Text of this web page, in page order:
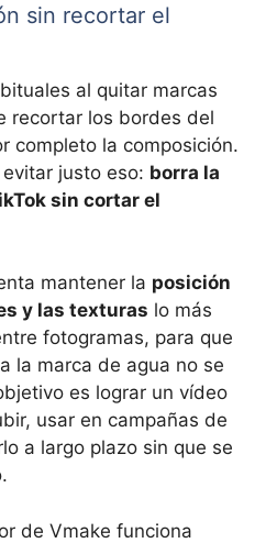
sin recortar el
al quitar marcas
recortar los bordes del
completo la composición.
justo eso: borra la
sin cortar el
mantener la posición
y las texturas lo más
fotogramas, para que
la marca de agua no se
es lograr un vídeo
usar en campañas de
a largo plazo sin que se
de Vmake funciona